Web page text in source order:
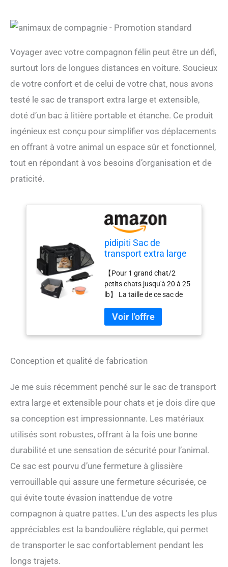
Voyager avec votre compagnon félin peut être un défi,
surtout lors de longues distances en voiture. Soucieux
de votre confort et de celui de votre chat, nous avons
testé le sac de transport extra large et extensible,
doté d’un bac à litière portable et étanche. Ce produit
ingénieux est conçu pour simplifier vos déplacements
en offrant à votre animal un espace sûr et fonctionnel,
tout en répondant à vos besoins d’organisation et de
praticité.
pidipiti Sac de
transport extra large
voyages en voiture
longue distance, avec
un bac à litière pour
chat portable et
étanche à côté haut,
63,5 x 43,2 x 43,2 cm
【Pour 1 grand chat/2
petits chats jusqu'à 20 à 25
lb】 La taille de ce sac de
x 43,2 cm (l) x 43,2 cm (H), il
est spacieux pour 1 grand
chat ou 2 petits chats. Les
marcher, jouer ou dormir
pour les chats, et facile pour
vous lors d'un voyage en
Extensible pour plus
d'espace lorsque vous
voyagez avec un chat lors
d'un long voyage en voiture,
vous avez besoin d'une
litière pour chat. La litière
pour chat occupe l'espace
interne du sac de transport
et votre chat n'a pas assez
d'espace pour bouger ou
dormir. Notre sac de
transport peut résoudre ce
problème, ce sac de
Conception et qualité de fabrication
Je me suis récemment penché sur le sac de transport
extra large et extensible pour chats et je dois dire que
sa conception est impressionnante. Les matériaux
utilisés sont robustes, offrant à la fois une bonne
durabilité et une sensation de sécurité pour l’animal.
Ce sac est pourvu d’une fermeture à glissière
verrouillable qui assure une fermeture sécurisée, ce
qui évite toute évasion inattendue de votre
compagnon à quatre pattes. L’un des aspects les plus
appréciables est la bandoulière réglable, qui permet
de transporter le sac confortablement pendant les
longs trajets.